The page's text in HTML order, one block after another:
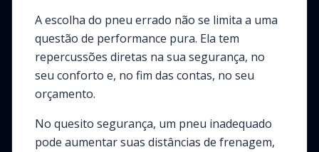
A escolha do pneu errado não se limita a uma
questão de performance pura. Ela tem
repercussões diretas na sua segurança, no
seu conforto e, no fim das contas, no seu
orçamento.
No quesito segurança, um pneu inadequado
pode aumentar suas distâncias de frenagem,